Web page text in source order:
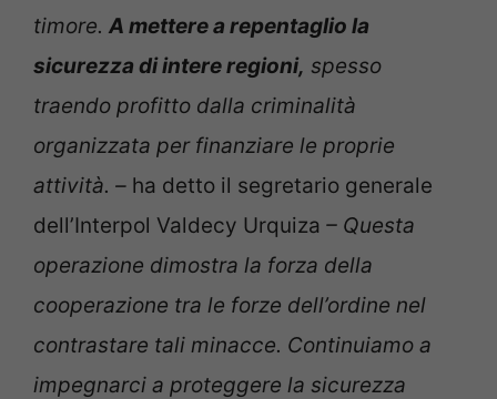
timore. A mettere a repentaglio la
sicurezza di intere regioni, spesso
traendo profitto dalla criminalità
organizzata per finanziare le proprie
attività. – ha detto il segretario generale
dell’Interpol Valdecy Urquiza – Questa
operazione dimostra la forza della
cooperazione tra le forze dell’ordine nel
contrastare tali minacce. Continuiamo a
impegnarci a proteggere la sicurezza